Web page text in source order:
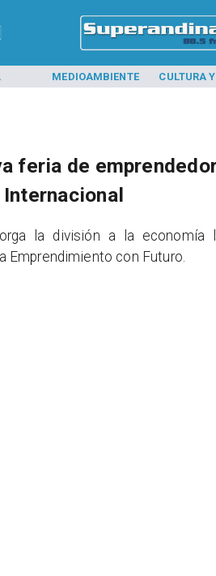
MEDIOAMBIENTE CULTURA
feria de
la división a la economía
Emprendimiento con Futuro.